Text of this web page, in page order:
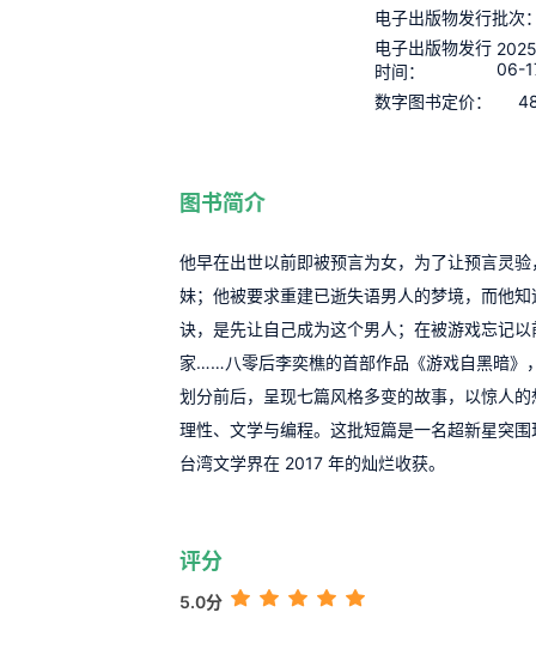
电子出版物发行批次
电子出版物发行
时间：
06-
数字图书定价：
图书简介
他早在出世以前即被预言为女，为了让预言灵
妹；他被要求重建已逝失语男人的梦境，而他
诀，是先让自己成为这个男人；在被游戏忘记
家……八零后李奕樵的首部作品《游戏自黑暗》
划分前后，呈现七篇风格多变的故事，以惊人
理性、文学与编程。这批短篇是一名超新星突
台湾文学界在 2017 年的灿烂收获。
评分
5.0分